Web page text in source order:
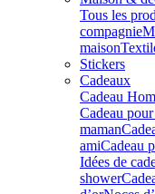
Tous les
compagnie
maison
Stickers
Cadeaux
Cadeau
Cadeau
maman
amiCadeau
Idées de
shower